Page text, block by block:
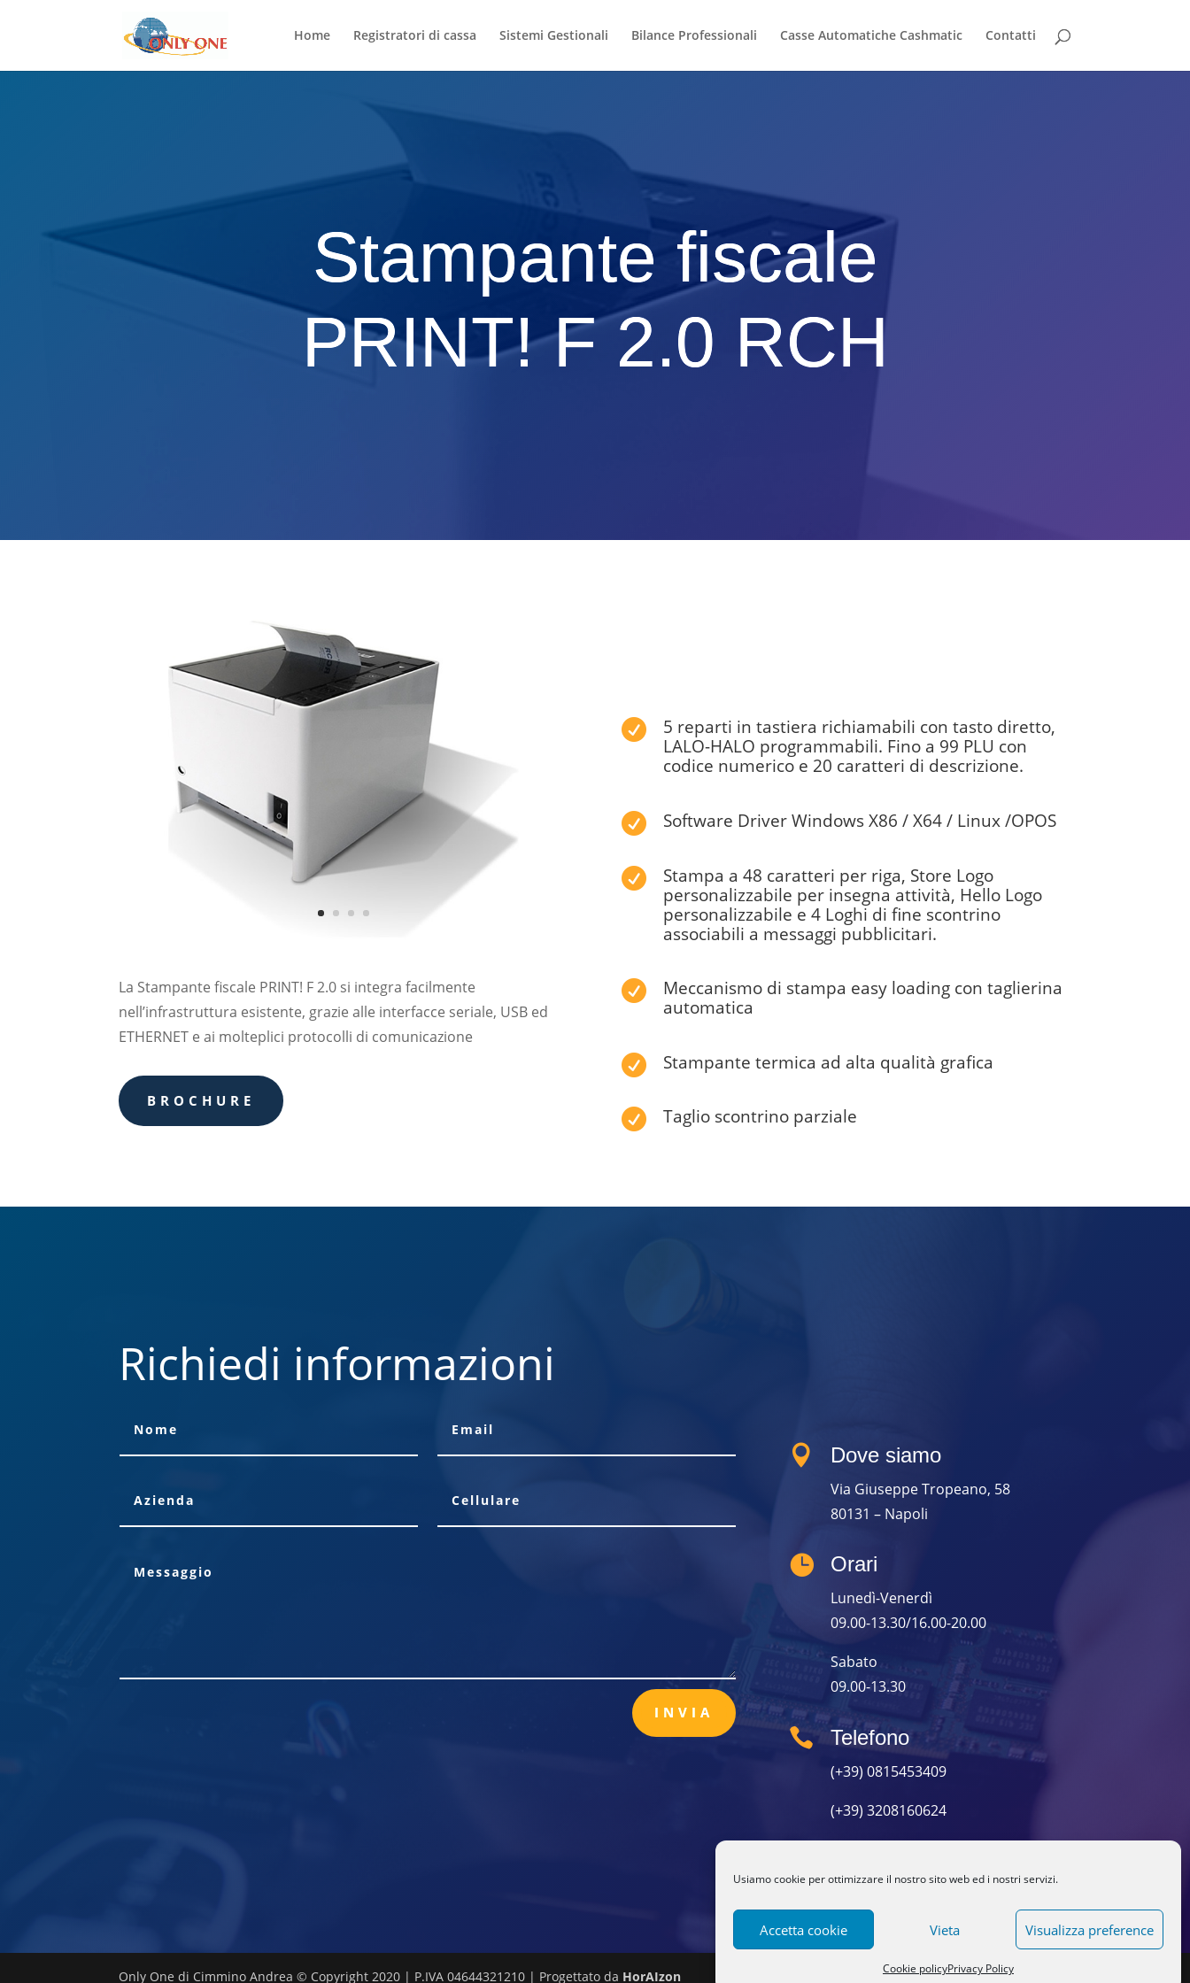
Usiamo cookie per ottimizzare il nostro sito web ed i nostri servizi.
Accetta cookie Vieta Visualizza preference
Cookie policyPrivacy Policy
Home Registratori di cassa Sistemi Gestionali Bilance Professionali Casse Automatiche Cashmatic Contatti
Stampante fiscale
PRINT! F 2.0 RCH
La Stampante fiscale PRINT! F 2.0 si integra facilmente
nell’infrastruttura esistente, grazie alle interfacce seriale, USB ed
ETHERNET e ai molteplici protocolli di comunicazione
BROCHURE

5 reparti in tastiera richiamabili con tasto diretto,
LALO-HALO programmabili. Fino a 99 PLU con
codice numerico e 20 caratteri di descrizione.
 Software Driver Windows X86 / X64 / Linux /OPOS

Stampa a 48 caratteri per riga, Store Logo
personalizzabile per insegna attività, Hello Logo
personalizzabile e 4 Loghi di fine scontrino
associabili a messaggi pubblicitari.

Meccanismo di stampa easy loading con taglierina
automatica
 Stampante termica ad alta qualità grafica
 Taglio scontrino parziale
Richiedi informazioni
INVIA
 Dove siamo
Via Giuseppe Tropeano, 58
80131 – Napoli
 Orari
Lunedì-Venerdì
09.00-13.30/16.00-20.00
Sabato
09.00-13.30
 Telefono
(+39) 0815453409
(+39) 3208160624
Only One di Cimmino Andrea ©️ Copyright 2020 | P.IVA 04644321210 | Progettato da HorAIzon